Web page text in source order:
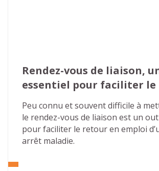
Rendez-vous de liaison,
essentiel pour faciliter
en emploi
Peu connu et souvent difficile à
le rendez-vous de liaison est un
pour faciliter le retour en emploi
arrêt maladie.